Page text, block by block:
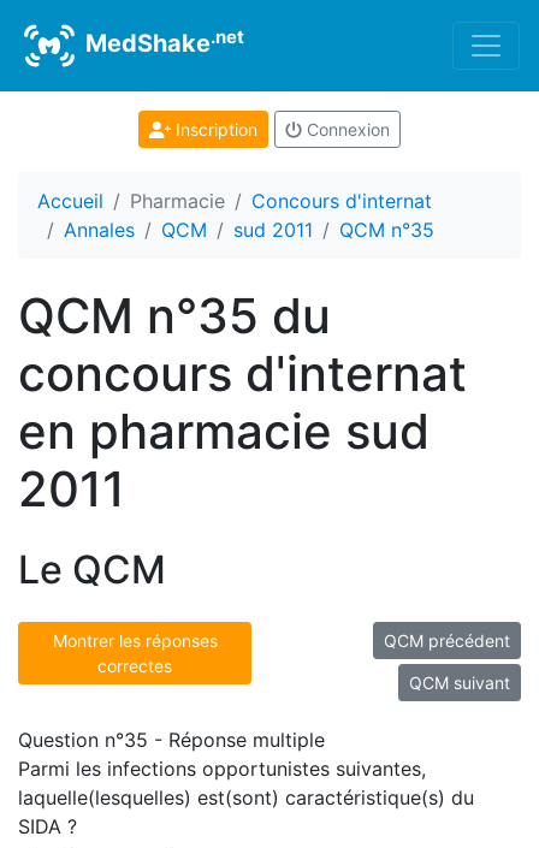
MedShake.net
Inscription Connexion
Accueil Pharmacie
Concours d'internat
Annales
QCM sud 2011 QCM n°35
QCM n°35 du
concours d'internat
en pharmacie sud
2011
Le QCM
Montrer les réponses
correctes
QCM précédent
QCM suivant
Question n°35 - Réponse multiple
Parmi les infections opportunistes suivantes,
laquelle(lesquelles) est(sont) caractéristique(s) du
SIDA ?